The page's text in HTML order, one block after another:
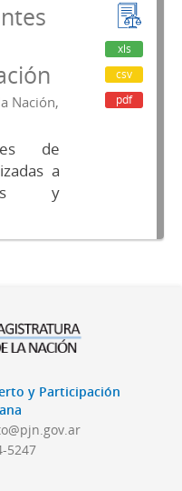
Nación,
de
a
y
xls
csv
pdf
y Participación
5247